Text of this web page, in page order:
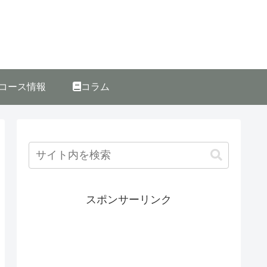
コース情報 コラム
スポンサーリンク